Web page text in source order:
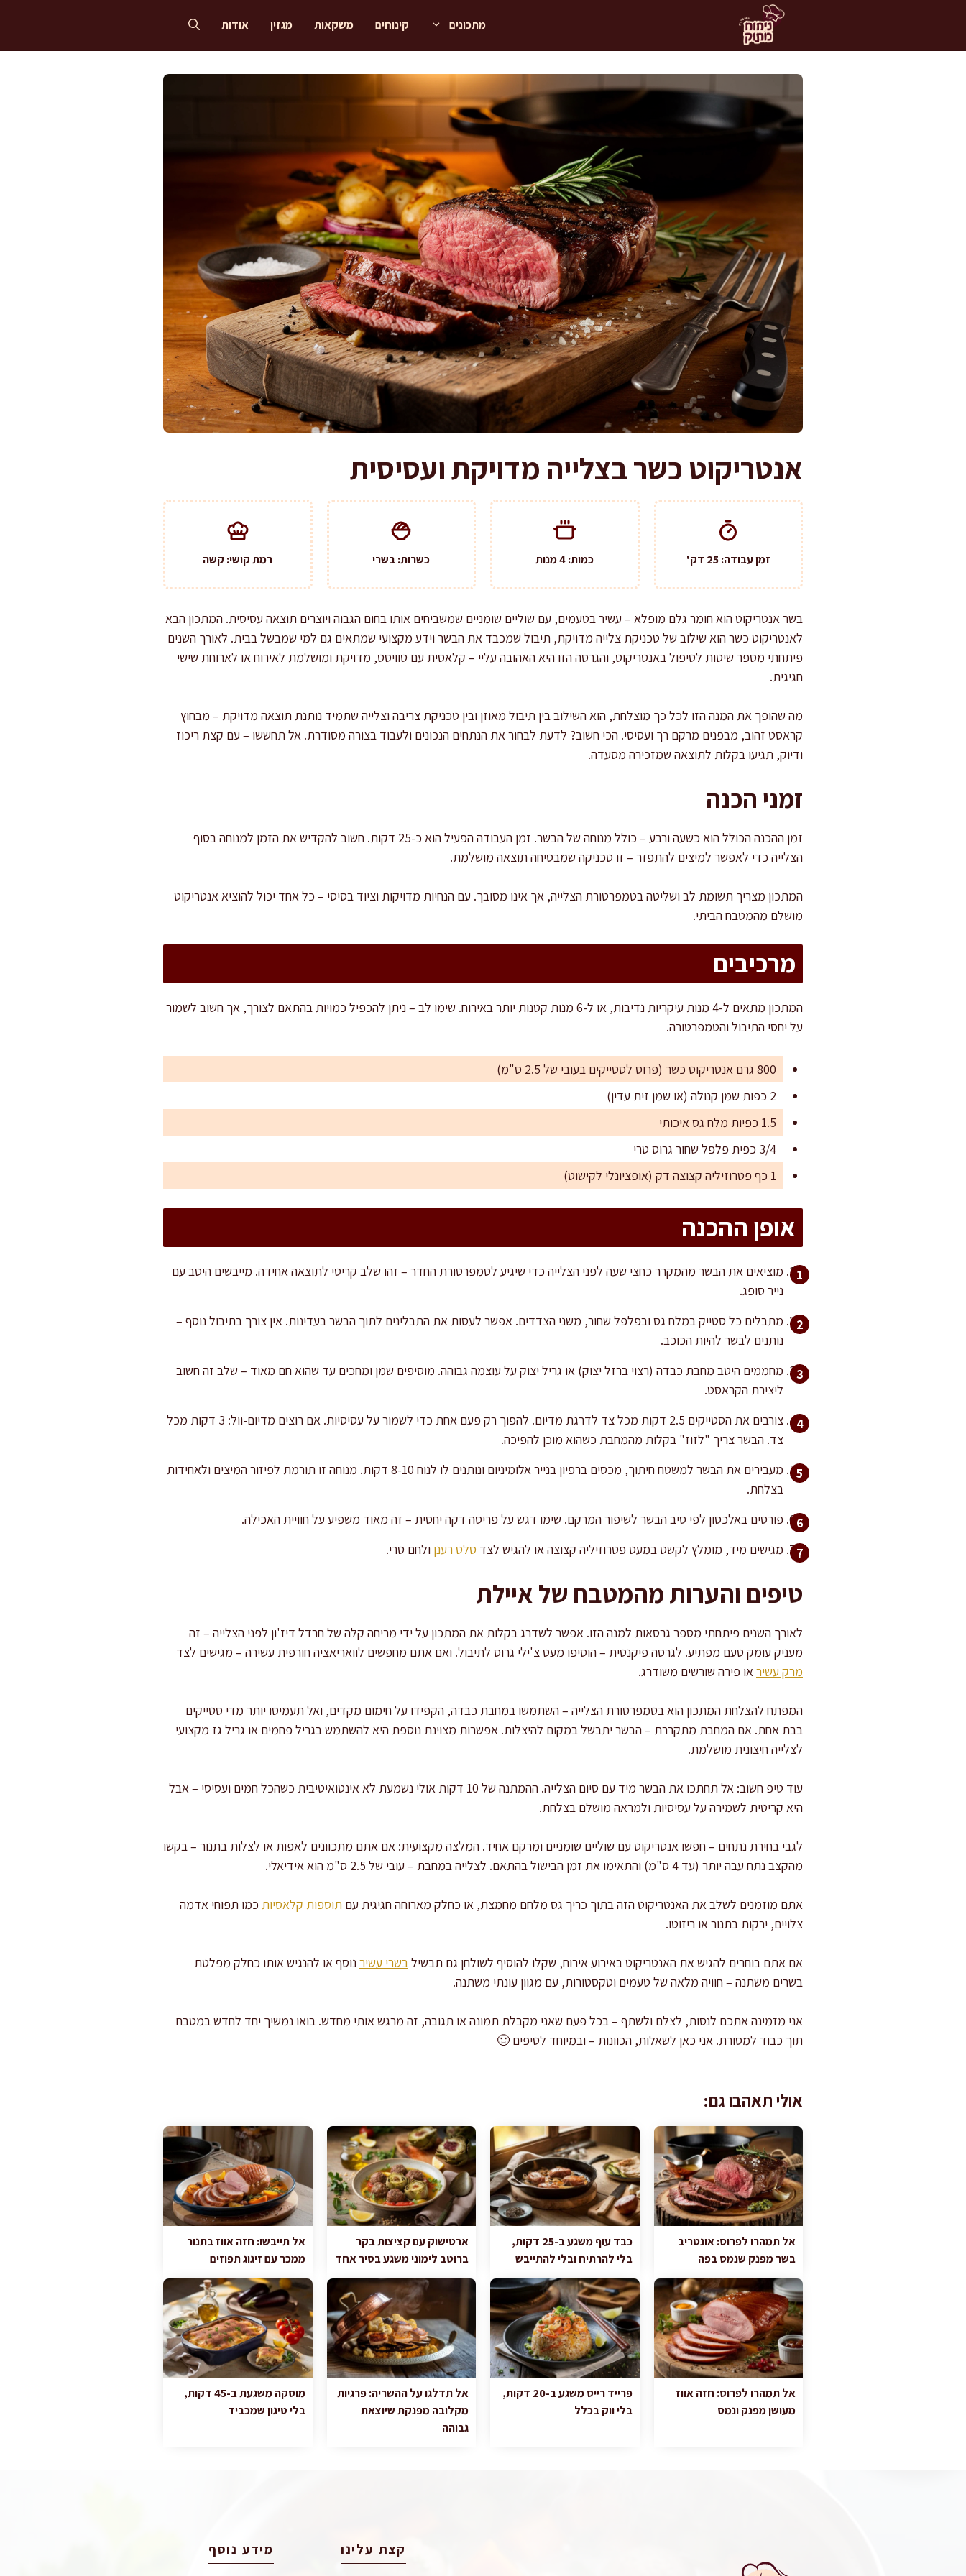
מתכונים קינוחים משקאות מגזין אודות
אנטריקוט כשר בצלייה מדויקת ועסיסית
זמן עבודה: 25 דק' כמות: 4 מנות כשרות: בשרי רמת קושי: קשה
בשר אנטריקוט הוא חומר גלם מופלא – עשיר בטעמים, עם שוליים שומניים שמשביחים אותו בחום הגבוה ויוצרים תוצאה עסיסית. המתכון הבא
לאנטריקוט כשר הוא שילוב של טכניקת צלייה מדויקת, תיבול שמכבד את הבשר וידע מקצועי שמתאים גם למי שמבשל בבית. לאורך השנים
פיתחתי מספר שיטות לטיפול באנטריקוט, והגרסה הזו היא האהובה עליי – קלאסית עם טוויסט, מדויקת ומושלמת לאירוח או לארוחת שישי
חגיגית.
מה שהופך את המנה הזו לכל כך מוצלחת, הוא השילוב בין תיבול מאוזן ובין טכניקת צריבה וצלייה שתמיד נותנת תוצאה מדויקת – מבחוץ
קראסט זהוב, מבפנים מרקם רך ועסיסי. הכי חשוב? לדעת לבחור את הנתחים הנכונים ולעבוד בצורה מסודרת. אל תחששו – עם קצת ריכוז
ודיוק, תגיעו בקלות לתוצאה שמזכירה מסעדה.
זמני הכנה
זמן ההכנה הכולל הוא כשעה ורבע – כולל מנוחה של הבשר. זמן העבודה הפעיל הוא כ-25 דקות. חשוב להקדיש את הזמן למנוחה בסוף
הצלייה כדי לאפשר למיצים להתפזר – זו טכניקה שמבטיחה תוצאה מושלמת.
המתכון מצריך תשומת לב ושליטה בטמפרטורת הצלייה, אך אינו מסובך. עם הנחיות מדויקות וציוד בסיסי – כל אחד יכול להוציא אנטריקוט
מושלם מהמטבח הביתי.
מרכיבים
המתכון מתאים ל-4 מנות עיקריות נדיבות, או ל-6 מנות קטנות יותר באירוח. שימו לב – ניתן להכפיל כמויות בהתאם לצורך, אך חשוב לשמור
על יחסי התיבול והטמפרטורה.
800 גרם אנטריקוט כשר (פרוס לסטייקים בעובי של 2.5 ס"מ)
2 כפות שמן קנולה (או שמן זית עדין)
1.5 כפיות מלח גס איכותי
3/4 כפית פלפל שחור גרוס טרי
1 כף פטרוזיליה קצוצה דק (אופציונלי לקישוט)
אופן ההכנה
מוציאים את הבשר מהמקרר כחצי שעה לפני הצלייה כדי שיגיע לטמפרטורת החדר – זהו שלב קריטי לתוצאה אחידה. מייבשים היטב עם
נייר סופג.
מתבלים כל סטייק במלח גס ובפלפל שחור, משני הצדדים. אפשר לעסות את התבלינים לתוך הבשר בעדינות. אין צורך בתיבול נוסף –
נותנים לבשר להיות הכוכב.
מחממים היטב מחבת כבדה (רצוי ברזל יצוק) או גריל יצוק על עוצמה גבוהה. מוסיפים שמן ומחכים עד שהוא חם מאוד – שלב זה חשוב
ליצירת הקראסט.
צורבים את הסטייקים 2.5 דקות מכל צד לדרגת מדיום. להפוך רק פעם אחת כדי לשמור על עסיסיות. אם רוצים מדיום-וול: 3 דקות מכל
צד. הבשר צריך "לזוז" בקלות מהמחבת כשהוא מוכן להפיכה.
מעבירים את הבשר למשטח חיתוך, מכסים ברפיון בנייר אלומיניום ונותנים לו לנוח 8-10 דקות. מנוחה זו תורמת לפיזור המיצים ולאחידות
בצלחת.
פורסים באלכסון לפי סיב הבשר לשיפור המרקם. שימו דגש על פריסה דקה יחסית – זה מאוד משפיע על חוויית האכילה.
מגישים מיד, מומלץ לקשט במעט פטרוזיליה קצוצה או להגיש לצד סלט רענן ולחם טרי.
טיפים והערות מהמטבח של איילת
לאורך השנים פיתחתי מספר גרסאות למנה הזו. אפשר לשדרג בקלות את המתכון על ידי מריחה קלה של חרדל דיז'ון לפני הצלייה – זה
מעניק עומק טעם מפתיע. לגרסה פיקנטית – הוסיפו מעט צ'ילי גרוס לתיבול. ואם אתם מחפשים לוואריאציה חורפית עשירה – מגישים לצד
מרק עשיראו פירה שורשים משודרג.
המפתח להצלחת המתכון הוא בטמפרטורת הצלייה – השתמשו במחבת כבדה, הקפידו על חימום מקדים, ואל תעמיסו יותר מדי סטייקים
בבת אחת. אם המחבת מתקררת – הבשר יתבשל במקום להיצלות. אפשרות מצוינת נוספת היא להשתמש בגריל פחמים או גריל גז מקצועי
לצלייה חיצונית מושלמת.
עוד טיפ חשוב: אל תחתכו את הבשר מיד עם סיום הצלייה. ההמתנה של 10 דקות אולי נשמעת לא אינטואיטיבית כשהכל חמים ועסיסי – אבל
היא קריטית לשמירה על עסיסיות ולמראה מושלם בצלחת.
לגבי בחירת נתחים – חפשו אנטריקוט עם שוליים שומניים ומרקם אחיד. המלצה מקצועית: אם אתם מתכוונים לאפות או לצלות בתנור – בקשו
מהקצב נתח עבה יותר (עד 4 ס"מ) והתאימו את זמן הבישול בהתאם. לצלייה במחבת – עובי של 2.5 ס"מ הוא אידיאלי.
אתם מוזמנים לשלב את האנטריקוט הזה בתוך כריך גס מלחם מחמצת, או כחלק מארוחה חגיגית עם תוספות קלאסיות כמו תפוחי אדמה
צלויים, ירקות בתנור או ריזוטו.
אם אתם בוחרים להגיש את האנטריקוט באירוע אירוח, שקלו להוסיף לשולחן גם תבשילבשרי עשיר נוסף או להנגיש אותו כחלק מפלטת
בשרים משתנה – חוויה מלאה של טעמים וטקסטורות, עם מגוון עונתי משתנה.
אני מזמינה אתכם לנסות, לצלם ולשתף – בכל פעם שאני מקבלת תמונה או תגובה, זה מרגש אותי מחדש. בואו נמשיך יחד לחדש במטבח
תוך כבוד למסורת. אני כאן לשאלות, הכוונות – ובמיוחד לטיפים 🙂
אולי תאהבו גם:
אל תמהרו לפרוס: אונטריב
בשר מפנק שנמס בפה
כבד עוף משגע ב-25 דקות,
בלי להרתיח ובלי להתייבש
ארטישוק עם קציצות בקר
ברוטב לימוני משגע בסיר אחד
אל תייבשו: חזה אווז בתנור
ממכר עם זיגוג תפוזים
אל תמהרו לפרוס: חזה אווז
מעושן מפנק ונמס
פרייד רייס משגע ב-20 דקות,
בלי ווק בכלל
אל תדלגו על ההשריה: פרגיות
מקלובה מפנקת שיוצאת
גבוהה
מוסקה משגעת ב-45 דקות,
בלי טיגון שמכביד
קצת עלינו מידע נוסף